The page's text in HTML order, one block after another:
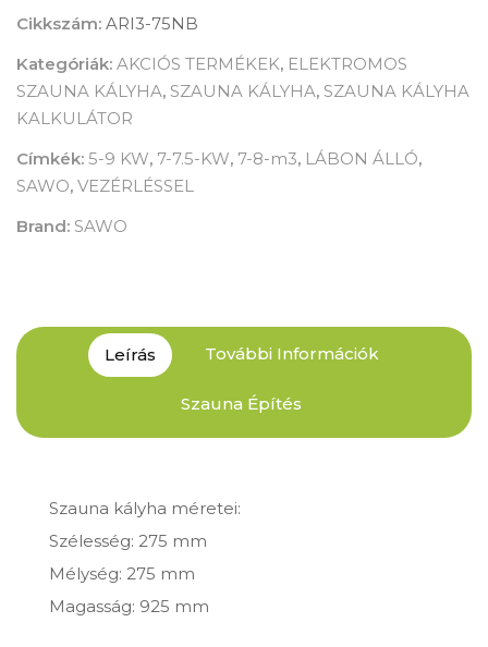
Cikkszám: ARI3-75NB
Kategóriák: AKCIÓS TERMÉKEK, ELEKTROMOS
SZAUNA KÁLYHA, SZAUNA KÁLYHA, SZAUNA KÁLYHA
KALKULÁTOR
Címkék: 5-9 KW, 7-7.5-KW, 7-8-m3, LÁBON ÁLLÓ,
SAWO, VEZÉRLÉSSEL
Brand: SAWO
Leírás További Információk
Szauna Építés
Szauna kályha méretei:
Szélesség: 275 mm
Mélység: 275 mm
Magasság: 925 mm